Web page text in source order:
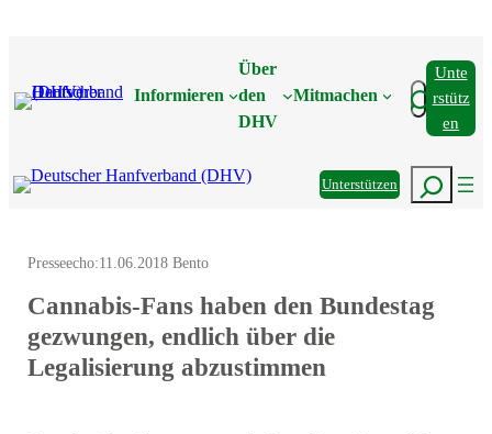
Informieren
Über
den
DHV
Mitmachen Suchen
Unte
Rstütz
En
UnterstützenSuchen
Presseecho:11.06.2018 Bento
Cannabis-Fans haben den Bundestag
gezwungen, endlich über die
Legalisierung abzustimmen